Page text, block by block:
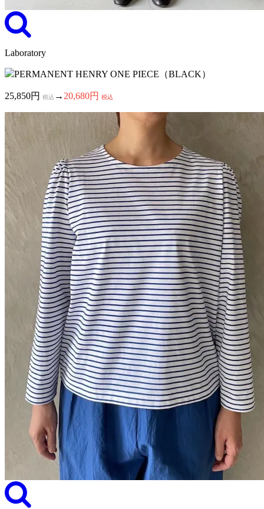
Laboratory
PERMANENT HENRY ONE PIECE（BLACK）
25,850円 税込 → 20,680円 税込